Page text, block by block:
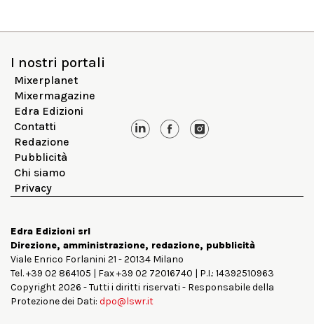
I nostri portali
Mixerplanet
Mixermagazine
Edra Edizioni
Contatti
Redazione
Pubblicità
Chi siamo
Privacy
Edra Edizioni srl
Direzione, amministrazione, redazione, pubblicità
Viale Enrico Forlanini 21 - 20134 Milano
Tel. +39 02 864105 | Fax +39 02 72016740 | P.I.: 14392510963
Copyright 2026 - Tutti i diritti riservati - Responsabile della
Protezione dei Dati: dpo@lswr.it